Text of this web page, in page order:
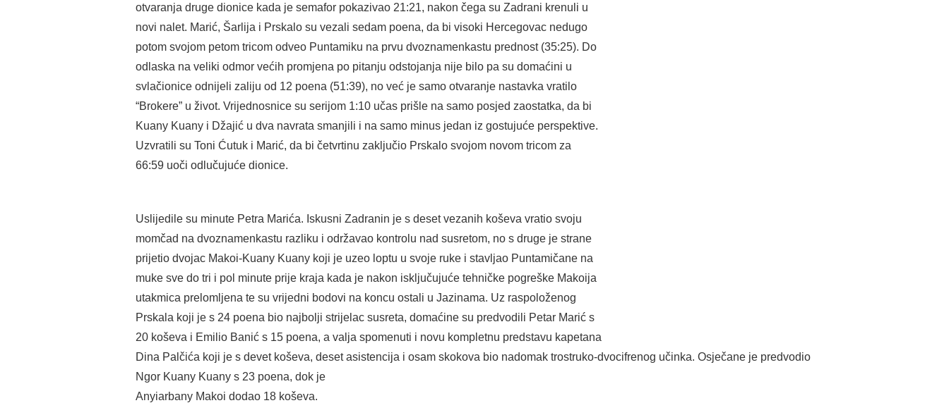
otvaranja druge dionice kada je semafor pokazivao 21:21, nakon čega su Zadrani krenuli u
novi nalet. Marić, Šarlija i Prskalo su vezali sedam poena, da bi visoki Hercegovac nedugo
potom svojom petom tricom odveo Puntamiku na prvu dvoznamenkastu prednost (35:25). Do
odlaska na veliki odmor većih promjena po pitanju odstojanja nije bilo pa su domaćini u
svlačionice odnijeli zaliju od 12 poena (51:39), no već je samo otvaranje nastavka vratilo
“Brokere” u život. Vrijednosnice su serijom 1:10 učas prišle na samo posjed zaostatka, da bi
Kuany Kuany i Džajić u dva navrata smanjili i na samo minus jedan iz gostujuće perspektive.
Uzvratili su Toni Ćutuk i Marić, da bi četvrtinu zaključio Prskalo svojom novom tricom za
66:59 uoči odlučujuće dionice.
Uslijedile su minute Petra Marića. Iskusni Zadranin je s deset vezanih koševa vratio svoju
momčad na dvoznamenkastu razliku i održavao kontrolu nad susretom, no s druge je strane
prijetio dvojac Makoi-Kuany Kuany koji je uzeo loptu u svoje ruke i stavljao Puntamičane na
muke sve do tri i pol minute prije kraja kada je nakon isključujuće tehničke pogreške Makoija
utakmica prelomljena te su vrijedni bodovi na koncu ostali u Jazinama. Uz raspoloženog
Prskala koji je s 24 poena bio najbolji strijelac susreta, domaćine su predvodili Petar Marić s
20 koševa i Emilio Banić s 15 poena, a valja spomenuti i novu kompletnu predstavu kapetana
Dina Palčića koji je s devet koševa, deset asistencija i osam skokova bio nadomak trostruko-dvocifrenog učinka. Osječane je predvodio
Ngor Kuany Kuany s 23 poena, dok je
Anyiarbany Makoi dodao 18 koševa.